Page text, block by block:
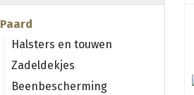
Paard
Halsters en touwen
Zadeldekjes
Beenbescherming